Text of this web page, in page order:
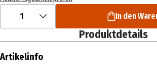
1 In den
Produktdetails
Artikelinfo